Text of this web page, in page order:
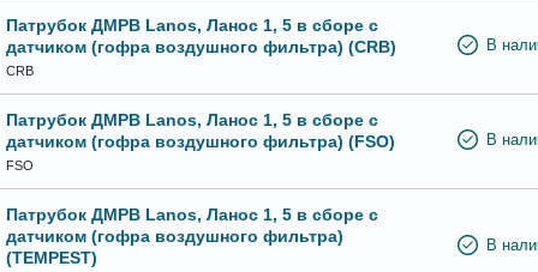
Патрубок ДМРВ Lanos, Ланос 1, 5 в сборе с
датчиком (гофра воздушного фильтра) (CRB)
CRB
В
Патрубок ДМРВ Lanos, Ланос 1, 5 в сборе с
датчиком (гофра воздушного фильтра) (FSO)
FSO
В
Патрубок ДМРВ Lanos, Ланос 1, 5 в сборе с
датчиком (гофра воздушного фильтра)
(TEMPEST)
В